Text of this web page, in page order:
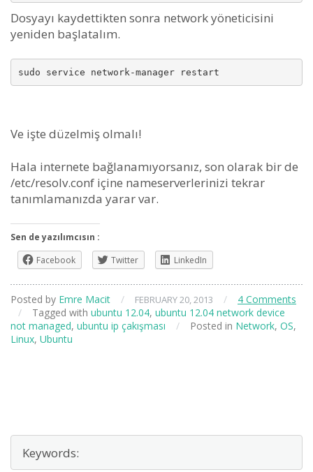
Dosyayı kaydettikten sonra network yöneticisini
yeniden başlatalım.
sudo service network-manager restart
Ve işte düzelmiş olmalı!
Hala internete bağlanamıyorsanız, son olarak bir de
/etc/resolv.conf içine nameserverlerinizi tekrar
tanımlamanızda yarar var.
Sen de yazılımcısın :
Facebook
Twitter LinkedIn
Posted by Emre Macit / FEBRUARY 20, 2013 /
4 Comments
/
Tagged with ubuntu 12.04, ubuntu 12.04 network device
not managed, ubuntu ip çakışması / Posted in Network, OS,
Linux, Ubuntu